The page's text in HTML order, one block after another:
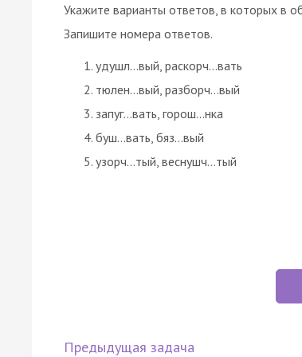
Укажите варианты ответов, в которых в
Запишите номера ответов.
удушл…вый, раскорч…вать
тюлен…вый, разборч…вый
запуг…вать, горош…нка
буш…вать, бяз…вый
узорч…тый, веснушч…тый
Предыдущая задача